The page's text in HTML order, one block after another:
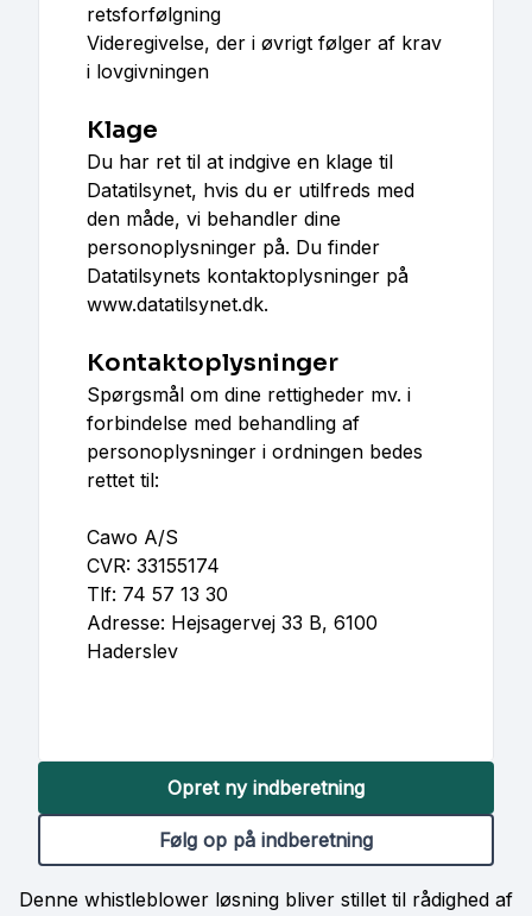
retsforfølgning
Videregivelse, der i øvrigt følger af krav
i lovgivningen
Klage
Du har ret til at indgive en klage til
Datatilsynet, hvis du er utilfreds med
den måde, vi behandler dine
personoplysninger på. Du finder
Datatilsynets kontaktoplysninger på
www.datatilsynet.dk.
Kontaktoplysninger
Spørgsmål om dine rettigheder mv. i
forbindelse med behandling af
personoplysninger i ordningen bedes
rettet til:
Cawo A/S
CVR: 33155174
Tlf: 74 57 13 30
Adresse: Hejsagervej 33 B, 6100
Haderslev
Opret ny indberetning
Følg op på indberetning
Denne whistleblower løsning bliver stillet til rådighed af